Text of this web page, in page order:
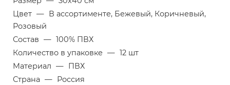
Цвет — В ассортименте, Бежевый, Коричневый,
Розовый
Состав — 100% ПВХ
Количество в упаковке — 12 шт
Материал — ПВХ
Страна — Россия